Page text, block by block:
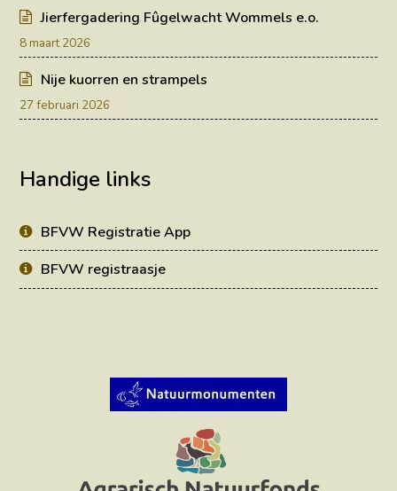
Jierfergadering Fûgelwacht Wommels e.o.
8 maart 2026
Nije kuorren en strampels
27 februari 2026
Handige links
BFVW Registratie App
BFVW registraasje